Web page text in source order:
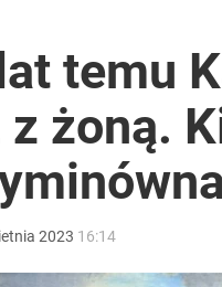
temu
żoną.
2023 16:14